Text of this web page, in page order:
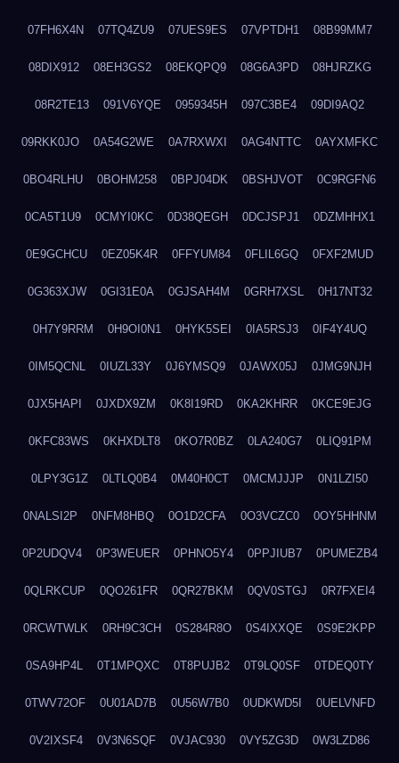
07FH6X4N 07TQ4ZU9 07UES9ES 07VPTDH1 08B99MM7
08DIX912 08EH3GS2 08EKQPQ9 08G6A3PD 08HJRZKG
08R2TE13 091V6YQE 0959345H 097C3BE4 09DI9AQ2
09RKK0JO 0A54G2WE 0A7RXWXI 0AG4NTTC 0AYXMFKC
0BO4RLHU 0BOHM258 0BPJ04DK 0BSHJVOT 0C9RGFN6
0CA5T1U9 0CMYI0KC 0D38QEGH 0DCJSPJ1 0DZMHHX1
0E9GCHCU 0EZ05K4R 0FFYUM84 0FLIL6GQ 0FXF2MUD
0G363XJW 0GI31E0A 0GJSAH4M 0GRH7XSL 0H17NT32
0H7Y9RRM 0H9OI0N1 0HYK5SEI 0IA5RSJ3 0IF4Y4UQ
0IM5QCNL 0IUZL33Y 0J6YMSQ9 0JAWX05J 0JMG9NJH
0JX5HAPI 0JXDX9ZM 0K8I19RD 0KA2KHRR 0KCE9EJG
0KFC83WS 0KHXDLT8 0KO7R0BZ 0LA240G7 0LIQ91PM
0LPY3G1Z 0LTLQ0B4 0M40H0CT 0MCMJJJP 0N1LZI50
0NALSI2P 0NFM8HBQ 0O1D2CFA 0O3VCZC0 0OY5HHNM
0P2UDQV4 0P3WEUER 0PHNO5Y4 0PPJIUB7 0PUMEZB4
0QLRKCUP 0QO261FR 0QR27BKM 0QV0STGJ 0R7FXEI4
0RCWTWLK 0RH9C3CH 0S284R8O 0S4IXXQE 0S9E2KPP
0SA9HP4L 0T1MPQXC 0T8PUJB2 0T9LQ0SF 0TDEQ0TY
0TWV72OF 0U01AD7B 0U56W7B0 0UDKWD5I 0UELVNFD
0V2IXSF4 0V3N6SQF 0VJAC930 0VY5ZG3D 0W3LZD86